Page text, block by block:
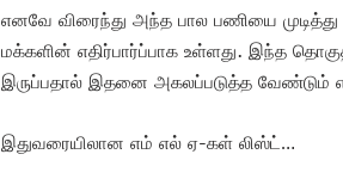
எனவே விரைந்து அந்த பால பணியை
மக்களின் எதிர்பார்ப்பாக உள்ளது. இந்த
இருப்பதால் இதனை அகலப்படுத்த வேண்டும்
இதுவரையிலான எம் எல் ஏ-கள் லிஸ்ட்…